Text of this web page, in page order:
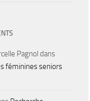
Pagnol dans
féminines seniors